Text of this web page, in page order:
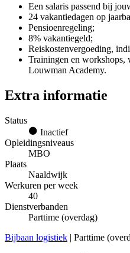
Een salaris passend bij
24 vakantiedagen op
Pensioenregeling;
8% vakantiegeld;
Reiskostenvergoeding,
Trainingen en workshops,
Louwman Academy.
Extra informatie
Status
Inactief
Opleidingsniveaus
MBO
Plaats
Naaldwijk
Werkuren per week
40
Dienstverbanden
Parttime (overdag)
Bijbaan logistiek | Parttime